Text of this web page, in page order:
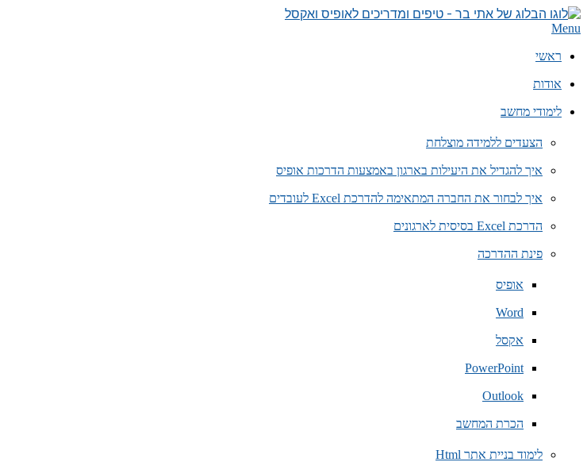
Skip
to
הבלוג
אתי
טיפים
ומדריכים
Primary
Menu
Menu
ראשי
אודות
לימודי מחשב
הצעדים ללמידה מוצלחת
איך להגדיל את היעילות בארגון באמצעות הדרכות אופיס
איך לבחור את החברה המתאימה להדרכת Excel לעובדים
הדרכת Excel בסיסית לארגונים
פינת ההדרכה
אופיס
Word
אקסל
PowerPoint
Outlook
הכרת המחשב
לימוד בניית אתר Html